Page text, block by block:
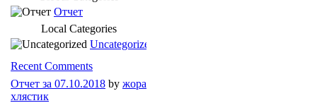
Отчет
Local Categories
Uncategorized
Recent Comments
Отчет за 07.10.2018 by жора
хлястик